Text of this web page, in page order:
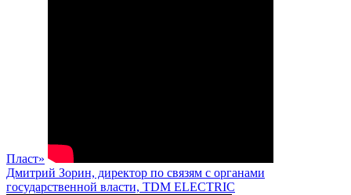
Пласт»
Дмитрий Зорин, директор по связям с органами
государственной власти, TDM ELECTRIC